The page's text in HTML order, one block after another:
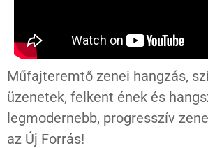
Műfajteremtő zenei hangzás,
üzenetek, felkent ének és
legmodernebb, progresszív
az Új Forrás!